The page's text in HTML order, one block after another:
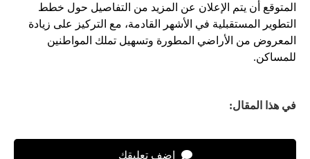
المتوقع أن يتم الإعلان عن المزيد من التفاصيل حول خطط
التطوير المستقبلية في الأشهر القادمة، مع التركيز على زيادة
المعروض من الأراضي المطورة وتسهيل تملك المواطنين
للمساكن.
في هذا المقال:
اضف تعليقك